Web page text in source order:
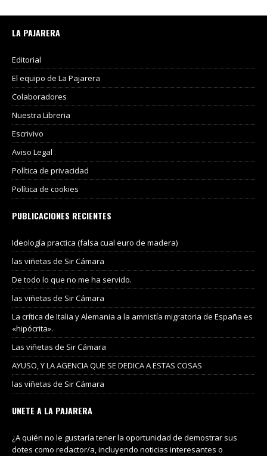
LA PAJARERA
Editorial
El equipo de La Pajarera
Colaboradores
Nuestra Libreria
Escrivivo
Aviso Legal
Política de privacidad
Política de cookies
PUBLICACIONES RECIENTES
Ideología practica (falsa cual euro de madera)
las viñetas de Sir Cámara
De todo lo que no me ha servido.
las viñetas de Sir Cámara
La crítica de Italia y Alemania a la amnistía migratoria de España es
«hipócrita».
Las viñetas de Sir Cámara
AYUSO, Y LA AGENCIA QUE SE DEDICA A ESTAS COSAS
las viñetas de Sir Cámara
UNETE A LA PAJARERA
¿A quién no le gustaría tener la oportunidad de demostrar sus
dotes como redactor/a, incluyendo noticias interesantes o